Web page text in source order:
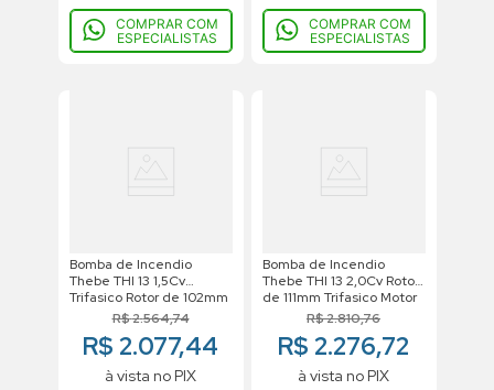
COMPRAR COM
ESPECIALISTAS
COMPRAR COM
ESPECIALISTAS
Bomba de Incendio
Thebe THI 13 1,5Cv
Trifasico Rotor de 102mm
R$2.564,74
R$ 2.077,44
à vista no PIX
Bomba de Incendio
Thebe THI 13 2,0Cv Rotor
de 111mm Trifasico Motor
Weg 220/380V
R$2.810,76
R$ 2.276,72
à vista no PIX